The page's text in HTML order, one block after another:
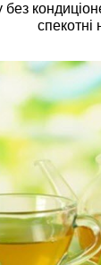
без
спекотні